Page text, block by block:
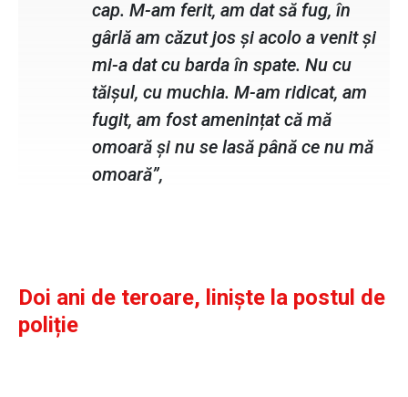
cap. M-am ferit, am dat să fug, în
gârlă am căzut jos și acolo a venit și
mi-a dat cu barda în spate. Nu cu
tăișul, cu muchia. M-am ridicat, am
fugit, am fost amenințat că mă
omoară și nu se lasă până ce nu mă
omoară”,
Doi ani de teroare, liniște la postul de
poliție